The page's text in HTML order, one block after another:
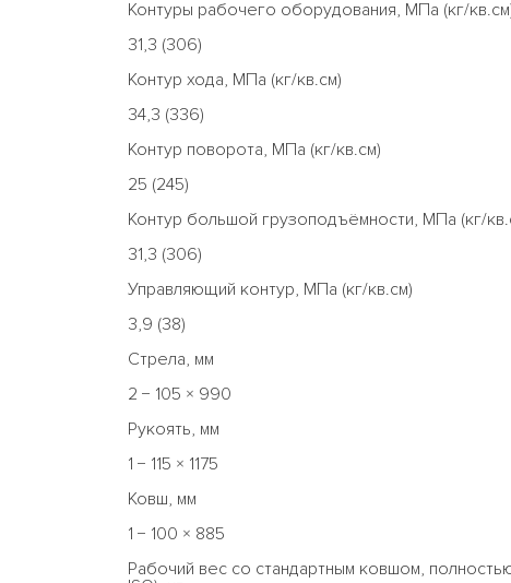
Контуры рабочего оборудования, МПа (кг/
31,3 (306)
Контур хода, МПа (кг/кв.см)
34,3 (336)
Контур поворота, МПа (кг/кв.см)
25 (245)
Контур большой грузоподъёмности, МПа (кг/
31,3 (306)
Управляющий контур, МПа (кг/кв.см)
3,9 (38)
Стрела, мм
2 − 105 × 990
Рукоять, мм
1 − 115 × 1175
Ковш, мм
1 − 100 × 885
Рабочий вес со стандартным ковшом,